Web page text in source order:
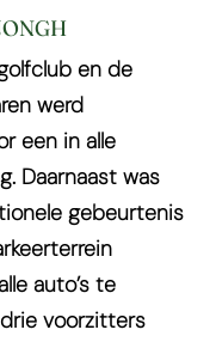
en de
werd
een in alle
Daarnaast was
gebeurtenis
auto’s te
voorzitters